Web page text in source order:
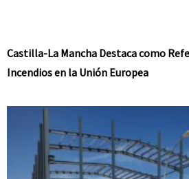
Castilla-La Mancha Destaca como
Incendios en la Unión Europea